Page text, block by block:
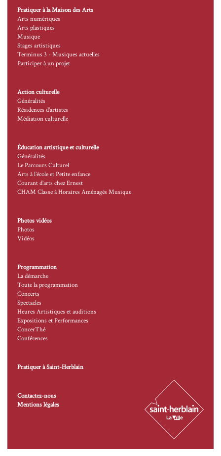
Pratiquer à la Maison des Arts
Arts numériques
Arts plastiques
Musique
Stages artistiques
Terminus 3 - Musiques actuelles
Participer à un projet
Action culturelle
Généralités
Résidences d’artistes
Médiation culturelle
Éducation artistique et culturelle
Généralités
Le Parcours Culturel
Arts à l’école et Petite enfance
Courant d’arts chez Ernest
CHAM Classe à Horaires Aménagés Musique
Photos vidéos
Photos
Vidéos
Programmation
La démarche
Toute la programmation
Concerts
Spectacles
Heures Artistiques et auditions
Expositions et Performances
ConcerThé
Conférences
Pratiquer à Saint-Herblain
Contactez-nous
Mentions légales